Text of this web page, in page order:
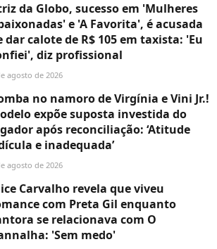
da Globo, sucesso em 'Mulheres
e 'A Favorita', é acusada
dar calote de R$ 105 em taxista: 'Eu
diz profissional
agosto de 2026
no namoro de Virgínia e Vini Jr.!
expõe suposta investida do
após reconciliação: ‘Atitude
e inadequada’
agosto de 2026
Carvalho revela que viveu
com Preta Gil enquanto
se relacionava com O
'Sem medo'